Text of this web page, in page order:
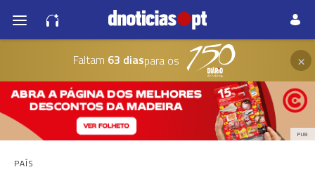
Faltam 63 diaspara os ×
PUB
PAÍS